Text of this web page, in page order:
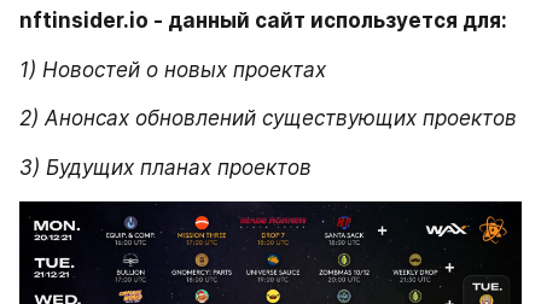
nftinsider.io - данный сайт используется для:
1) Новостей о новых проектах
2) Анонсах обновлений существующих проектов
3) Будущих планах проектов